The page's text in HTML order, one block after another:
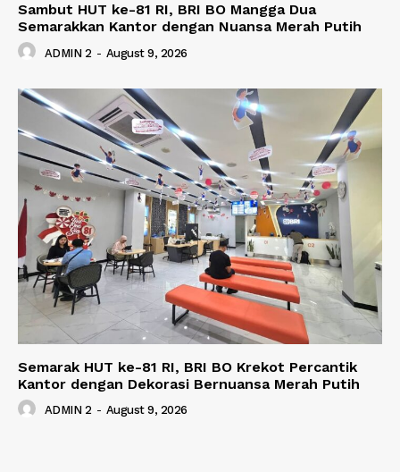
Sambut HUT ke-81 RI, BRI BO Mangga Dua
Semarakkan Kantor dengan Nuansa Merah Putih
ADMIN 2 - August 9, 2026
Semarak HUT ke-81 RI, BRI BO Krekot Percantik
Kantor dengan Dekorasi Bernuansa Merah Putih
ADMIN 2 - August 9, 2026